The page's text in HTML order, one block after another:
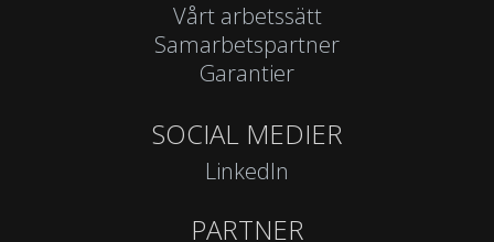
Vårt arbetssätt
Samarbetspartner
Garantier
SOCIAL MEDIER
LinkedIn
PARTNER